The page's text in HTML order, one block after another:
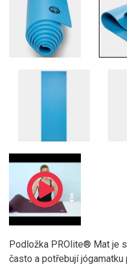
Podložka PROlite® Mat je
často a potřebují